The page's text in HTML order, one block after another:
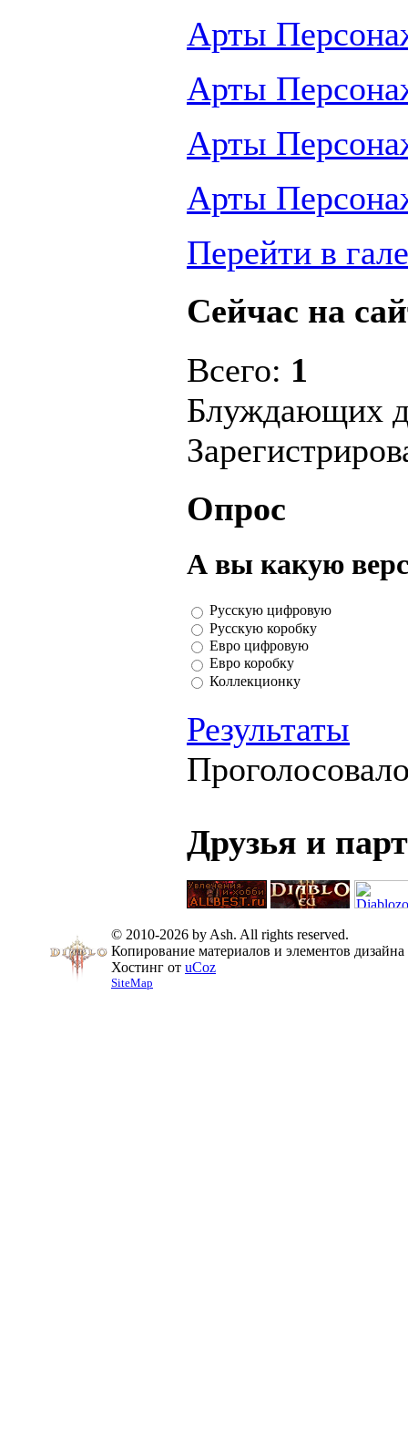
Арты
Арты
Арты
Арты
Перейти в
Сейчас на
Всего: 1
Блуждающих
Опрос
А вы какую
Русскую цифровую
Русскую коробку
Евро цифровую
Евро коробку
Коллекционку
Результаты
Друзья и
© 2010-2026 by Ash. All rights reserved.
Копирование материалов и элементов
Хостинг от uCoz
SiteMap